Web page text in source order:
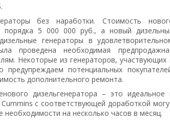
без наработки. Стоимость
порядка 5 000 000 руб., а новый
генераторы в
проведена необходимая
Некоторые из генераторов, участвующих
потенциальных
дополнительного ремонта.
дизельгенератора – это идеальное
c соответствующей доработкой
на несколько часов в месяц.